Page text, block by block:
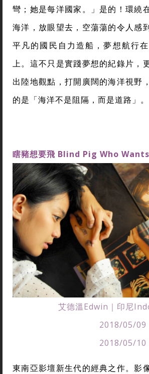
彎；她是每洋國家。」是的！環繞
海洋，放眼望去，空蕩蕩的令人感
平凡的國民自力造船，夢想航行
上。這不只是實踐夢想的紀錄片，
出陸地觀點，打開廣闊的海洋視野
的是「海洋不是阻隔，而是道路」。
瞎豬想要飛 Blind Pig Who
艾德溫Edwin｜印尼
2018/05/09
2018/05/10
東南亞影壇新生代的經典之作。影